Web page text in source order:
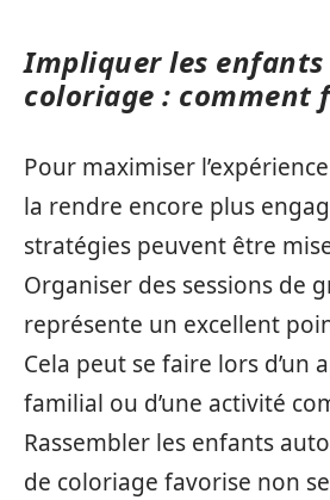
Impliquer les enfants
coloriage : comment
Pour maximiser
la rendre encore plus
stratégies peuvent être
Organiser des sessions de
représente un excellent
Cela peut se faire lors d’un
familial ou d’une activité
Rassembler les enfants
de coloriage favorise non